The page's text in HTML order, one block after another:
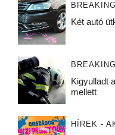
BREAKING
Két autó
BREAKING
Kigyulladt
mellett
HÍREK -